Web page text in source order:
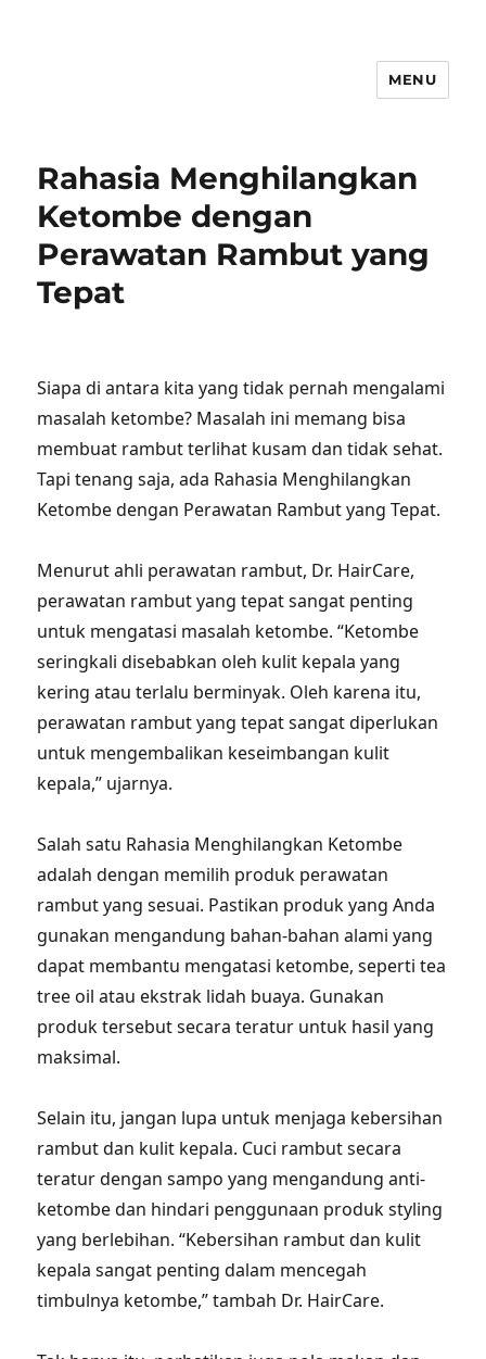
MENU
Rahasia Menghilangkan
Ketombe dengan
Perawatan Rambut yang
Tepat
Siapa di antara kita yang tidak pernah mengalami
masalah ketombe? Masalah ini memang bisa
membuat rambut terlihat kusam dan tidak sehat.
Tapi tenang saja, ada Rahasia Menghilangkan
Ketombe dengan Perawatan Rambut yang Tepat.
Menurut ahli perawatan rambut, Dr. HairCare,
perawatan rambut yang tepat sangat penting
untuk mengatasi masalah ketombe. “Ketombe
seringkali disebabkan oleh kulit kepala yang
kering atau terlalu berminyak. Oleh karena itu,
perawatan rambut yang tepat sangat diperlukan
untuk mengembalikan keseimbangan kulit
kepala,” ujarnya.
Salah satu Rahasia Menghilangkan Ketombe
adalah dengan memilih produk perawatan
rambut yang sesuai. Pastikan produk yang Anda
gunakan mengandung bahan-bahan alami yang
dapat membantu mengatasi ketombe, seperti tea
tree oil atau ekstrak lidah buaya. Gunakan
produk tersebut secara teratur untuk hasil yang
maksimal.
Selain itu, jangan lupa untuk menjaga kebersihan
rambut dan kulit kepala. Cuci rambut secara
teratur dengan sampo yang mengandung anti-
ketombe dan hindari penggunaan produk styling
yang berlebihan. “Kebersihan rambut dan kulit
kepala sangat penting dalam mencegah
timbulnya ketombe,” tambah Dr. HairCare.